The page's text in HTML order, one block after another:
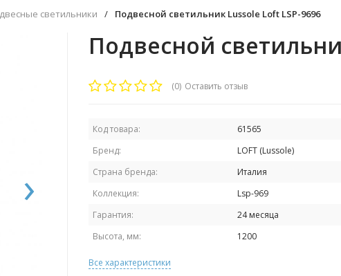
светильники / Подвесной светильник Lussole Loft LSP-9696
›
Подвесной
(0) Оставить отзыв
Код товара:
61565
Бренд:
LOFT (Lussole)
Страна бренда:
Италия
Коллекция:
Lsp-969
Гарантия:
24 месяца
Высота, мм:
1200
Все характеристики